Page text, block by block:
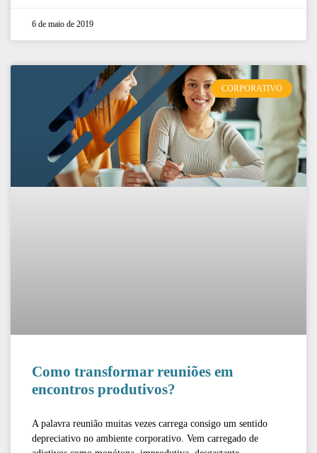
6 de maio de 2019
CORPORATIVO
Como transformar reuniões em
encontros produtivos?
A palavra reunião muitas vezes carrega consigo um sentido
depreciativo no ambiente corporativo. Vem carregado de